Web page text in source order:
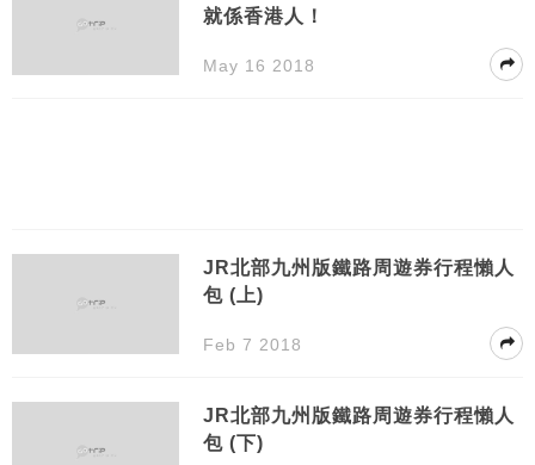
就係香港人！
May 16 2018
JR北部九州版鐵路周遊券行程懶人
包 (上)
Feb 7 2018
JR北部九州版鐵路周遊券行程懶人
包 (下)